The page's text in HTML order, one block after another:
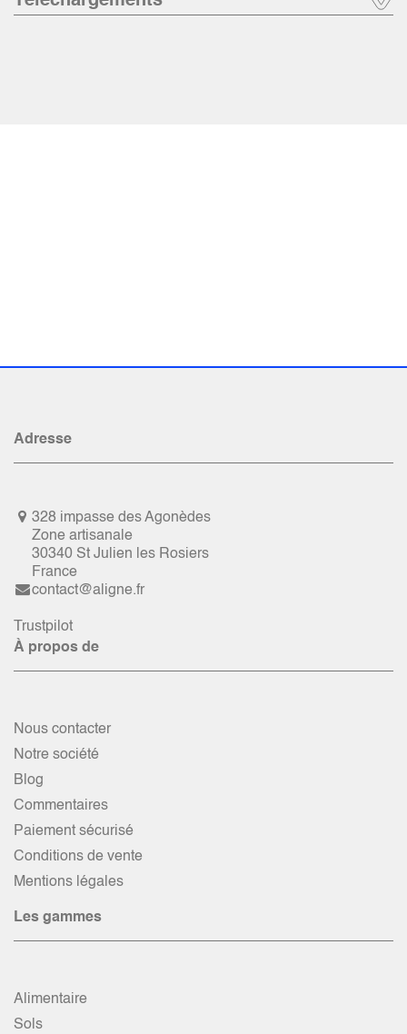
Adresse
328 impasse des Agonèdes
Zone artisanale
30340 St Julien les Rosiers
France
contact@aligne.fr
Trustpilot
À propos de
Nous contacter
Notre société
Blog
Commentaires
Paiement sécurisé
Conditions de vente
Mentions légales
Les gammes
Alimentaire
Sols